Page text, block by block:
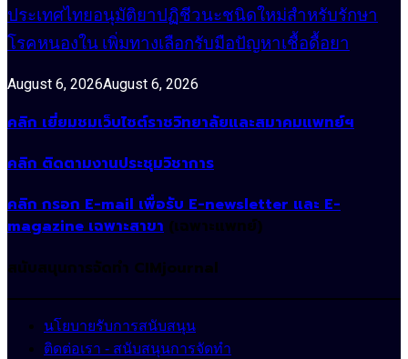
ประเทศไทยอนุมัติยาปฏิชีวนะชนิดใหม่สำหรับรักษา
โรคหนองใน เพิ่มทางเลือกรับมือปัญหาเชื้อดื้อยา
August 6, 2026August 6, 2026
คลิก เยี่ยมชมเว็บไซต์ราชวิทยาลัยและสมาคมแพทย์ฯ
คลิก ติดตามงานประชุมวิชาการ
คลิก กรอก E-mail เพื่อรับ E-newsletter และ E-
magazine เฉพาะสาขา (เฉพาะแพทย์)
สนับสนุนการจัดทำ CIMjournal
นโยบายรับการสนับสนุน
ติดต่อเรา - สนับสนุนการจัดทำ